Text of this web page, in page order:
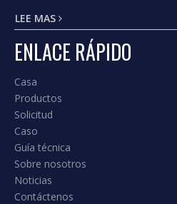
LEE MAS
ENLACE RÁPIDO
Casa
Productos
Solicitud
Caso
Guía técnica
Sobre nosotros
Noticias
Contáctenos